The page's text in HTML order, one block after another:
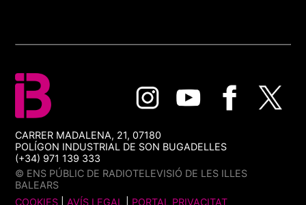
CARRER MADALENA, 21, 07180
POLÍGON INDUSTRIAL DE SON BUGADELLES
(+34) 971 139 333
© ENS PÚBLIC DE RADIOTELEVISIÓ DE LES ILLES
BALEARS
COOKIES
AVÍS LEGAL PORTAL PRIVACITAT